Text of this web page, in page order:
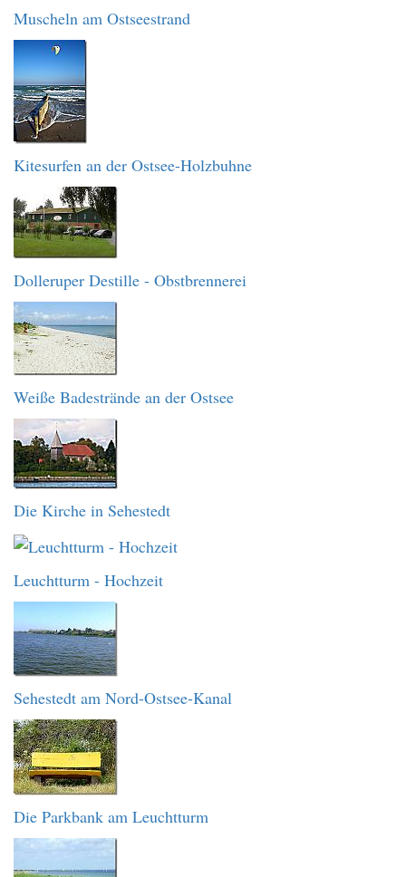
Muscheln am Ostseestrand
Kitesurfen an der Ostsee-Holzbuhne
Dolleruper Destille - Obstbrennerei
Weiße Badestrände an der Ostsee
Die Kirche in Sehestedt
Leuchtturm - Hochzeit
Sehestedt am Nord-Ostsee-Kanal
Die Parkbank am Leuchtturm